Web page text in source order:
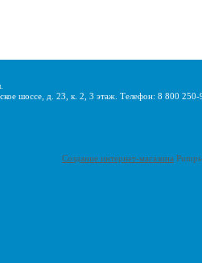
шоссе, д. 23, к. 2, 3 этаж. Телефон: 8 800
Создание интернет-магазина